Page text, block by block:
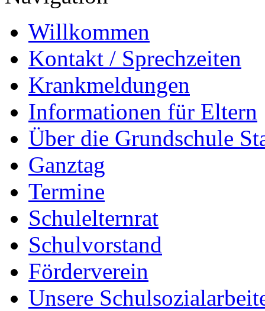
Willkommen
Kontakt / Sprechzeiten
Krankmeldungen
Informationen für Eltern
Über die Grundschule
Ganztag
Termine
Schulelternrat
Schulvorstand
Förderverein
Unsere